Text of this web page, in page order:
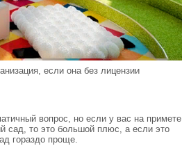
если она без лицензии
вопрос, но если у вас на примете
сад, то это большой плюс, а если это
гораздо проще.